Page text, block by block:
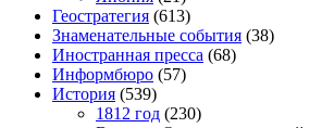
Геостратегия (613)
Знаменательные события (38)
Иностранная пресса (68)
Информбюро (57)
История (539)
1812 год (230)